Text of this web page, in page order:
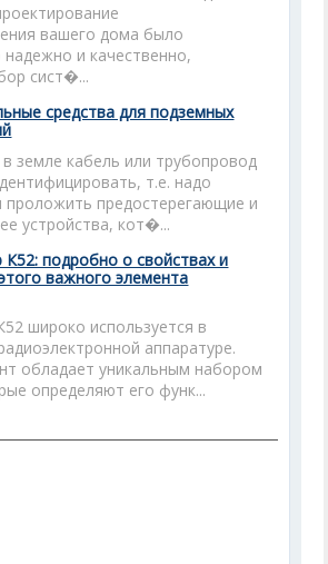
вашего дома было
и качественно,
сист�...
средства для подземных
земле кабель или трубопровод
т.е. надо
проложить предостерегающие и
устройства, кот�...
К52: подробно о свойствах и
важного элемента
широко используется в
аппаратуре.
обладает уникальным набором
определяют его функ...